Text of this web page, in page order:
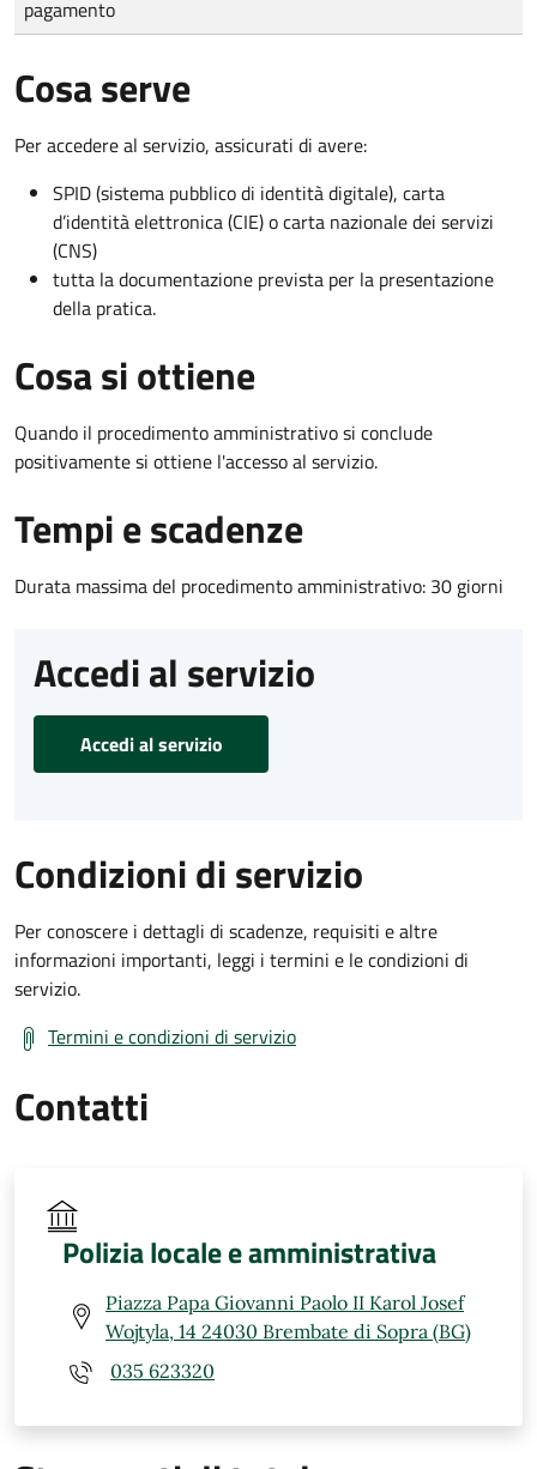
pagamento
Cosa serve
Per accedere al servizio, assicurati di avere:
SPID (sistema pubblico di identità digitale), carta
d’identità elettronica (CIE) o carta nazionale dei servizi
(CNS)
tutta la documentazione prevista per la presentazione
della pratica.
Cosa si ottiene
Quando il procedimento amministrativo si conclude
positivamente si ottiene l'accesso al servizio.
Tempi e scadenze
Durata massima del procedimento amministrativo: 30 giorni
Accedi al servizio
Accedi al servizio
Condizioni di servizio
Per conoscere i dettagli di scadenze, requisiti e altre
informazioni importanti, leggi i termini e le condizioni di
servizio.
Termini e condizioni di servizio
Contatti
Polizia locale e amministrativa
Piazza Papa Giovanni Paolo II Karol Josef
Wojtyla, 14 24030 Brembate di Sopra (BG)
035 623320